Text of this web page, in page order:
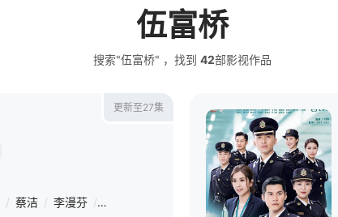
伍富桥
搜索"伍富桥" ，找到 42部影视作品
更新至27集
/ 蔡洁 / 李漫芬 / 石修 林韦辰 / 古天祥 / 冯素波